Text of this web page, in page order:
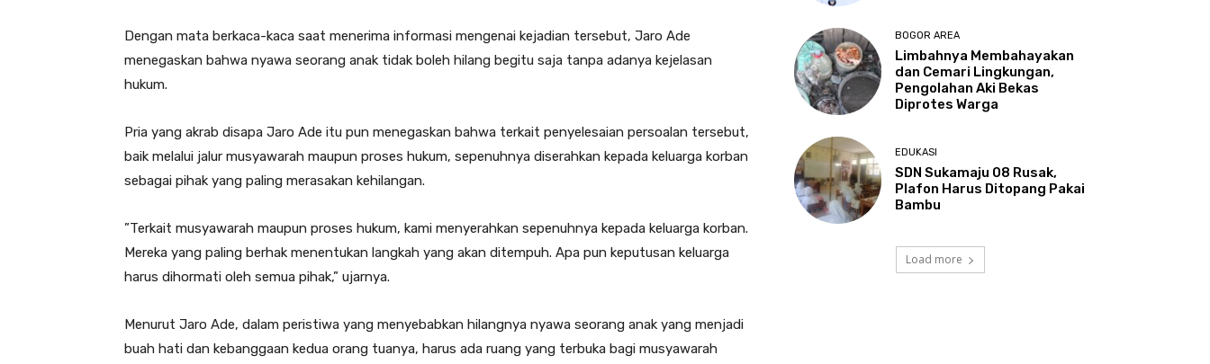
‎Dengan mata berkaca-kaca saat menerima informasi mengenai kejadian tersebut, Jaro Ade
menegaskan bahwa nyawa seorang anak tidak boleh hilang begitu saja tanpa adanya kejelasan
hukum.‎
‎Pria yang akrab disapa Jaro Ade itu pun menegaskan bahwa terkait penyelesaian persoalan tersebut,
baik melalui jalur musyawarah maupun proses hukum, sepenuhnya diserahkan kepada keluarga korban
sebagai pihak yang paling merasakan kehilangan.‎
‎”Terkait musyawarah maupun proses hukum, kami menyerahkan sepenuhnya kepada keluarga korban.
Mereka yang paling berhak menentukan langkah yang akan ditempuh. Apa pun keputusan keluarga
harus dihormati oleh semua pihak,” ujarnya.‎
‎Menurut Jaro Ade, dalam peristiwa yang menyebabkan hilangnya nyawa seorang anak yang menjadi
buah hati dan kebanggaan kedua orang tuanya, harus ada ruang yang terbuka bagi musyawarah
BOGOR AREA
Limbahnya Membahayakan
dan Cemari Lingkungan,
Pengolahan Aki Bekas
Diprotes Warga
EDUKASI
SDN Sukamaju 08 Rusak,
Plafon Harus Ditopang Pakai
Bambu
Load more